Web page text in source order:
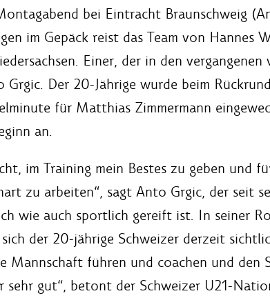
bei Eintracht Braunschweig
im Gepäck reist das Team von Hannes
Einer, der in den vergangenen
Der 20-Jährige wurde beim
für Matthias Zimmermann
an.
im Training mein Bestes zu geben und
zu arbeiten“, sagt Anto Grgic, der seit
wie auch sportlich gereift ist. In seiner
der 20-jährige Schweizer derzeit
Mannschaft führen und coachen und den
sehr gut“, betont der Schweizer U21-